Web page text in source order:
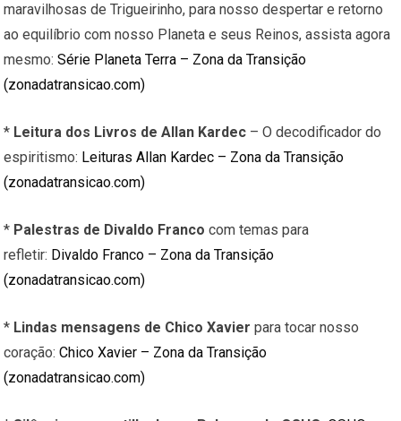
maravilhosas de Trigueirinho, para nosso despertar e retorno
ao equilíbrio com nosso Planeta e seus Reinos, assista agora
mesmo:Série Planeta Terra – Zona da Transição
(zonadatransicao.com)
* Leitura dos Livros de Allan Kardec – O decodificador do
espiritismo: Leituras Allan Kardec – Zona da Transição
(zonadatransicao.com)
* Palestras de Divaldo Franco com temas para
refletir: Divaldo Franco – Zona da Transição
(zonadatransicao.com)
* Lindas mensagens de Chico Xavier para tocar nosso
coração:Chico Xavier – Zona da Transição
(zonadatransicao.com)